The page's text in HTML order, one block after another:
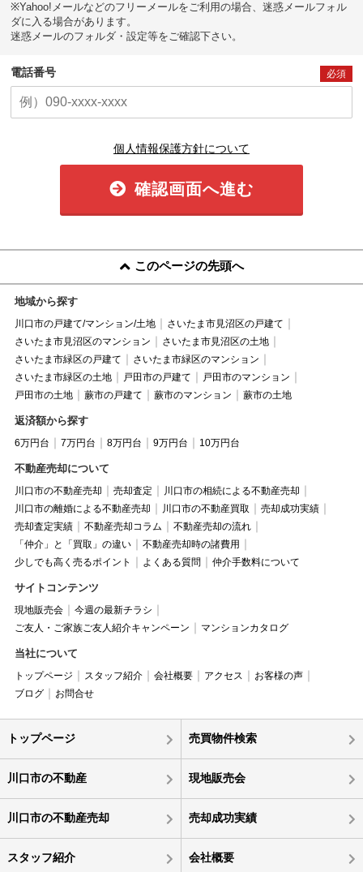
※Yahoo!メールなどのフリーメールをご利用の場合、迷惑メールフォル
ダに入る場合があります。
迷惑メールのフォルダ・設定等をご確認下さい。
電話番号 必須
個人情報保護方針について
確認画面へ進む
このページの先頭へ
地域から探す
川口市の戸建て/マンション/土地
さいたま市見沼区の戸建て
さいたま市見沼区のマンション
さいたま市見沼区の土地
さいたま市緑区の戸建て
さいたま市緑区のマンション
さいたま市緑区の土地
戸田市の戸建て
戸田市のマンション
戸田市の土地
蕨市の戸建て 蕨市のマンション 蕨市の土地
返済額から探す
6万円台 7万円台 8万円台 9万円台 10万円台
不動産売却について
川口市の不動産売却 売却査定
川口市の相続による不動産売却
川口市の離婚による不動産売却
川口市の不動産買取
売却成功実績
売却査定実績
不動産売却コラム
不動産売却の流れ
「仲介」と「買取」の違い
不動産売却時の諸費用
少しでも高く売るポイント
よくある質問 仲介手数料について
サイトコンテンツ
現地販売会
今週の最新チラシ
ご友人・ご家族ご友人紹介キャンペーン
マンションカタログ
当社について
トップページ スタッフ紹介 会社概要 アクセス
お客様の声
ブログ
お問合せ
トップページ 売買物件検索
川口市の不動産 現地販売会
川口市の不動産売却 売却成功実績
スタッフ紹介 会社概要